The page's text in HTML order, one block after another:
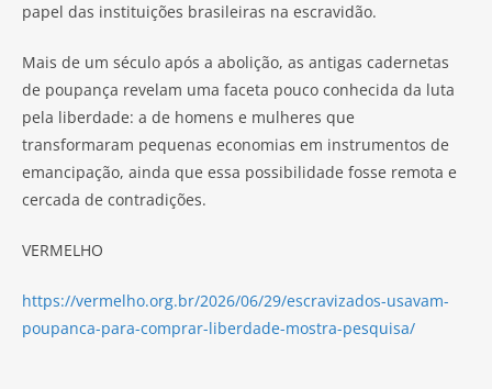
papel das instituições brasileiras na escravidão.
Mais de um século após a abolição, as antigas cadernetas
de poupança revelam uma faceta pouco conhecida da luta
pela liberdade: a de homens e mulheres que
transformaram pequenas economias em instrumentos de
emancipação, ainda que essa possibilidade fosse remota e
cercada de contradições.
VERMELHO
https://vermelho.org.br/2026/06/29/escravizados-usavam-
poupanca-para-comprar-liberdade-mostra-pesquisa/